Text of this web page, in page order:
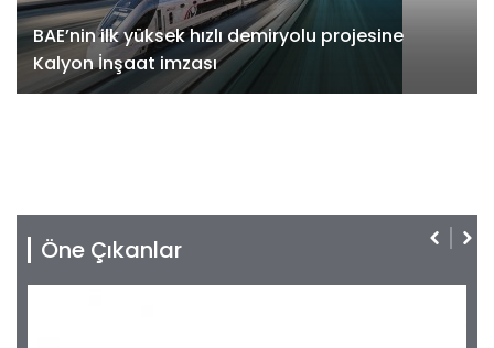
BAE’nin ilk yüksek hızlı demiryolu projesine
Kalyon İnşaat imzası
Öne Çıkanlar